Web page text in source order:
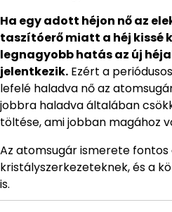
Ha egy adott héjon nő az
taszítóerő miatt a héj kissé
legnagyobb hatás az új
jelentkezik. Ezért a
lefelé haladva nő az
jobbra haladva általában
töltése, ami jobban magához
Az atomsugár ismerete
kristályszerkezeteknek, és a
is.